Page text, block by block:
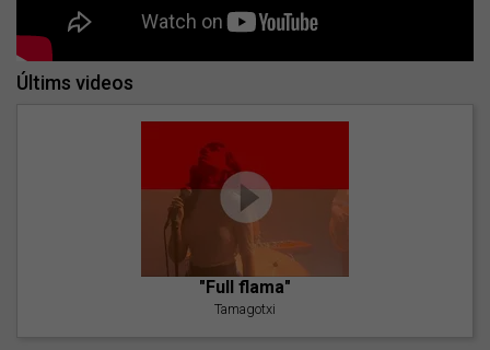
Últims videos
"Full flama"
Tamagotxi